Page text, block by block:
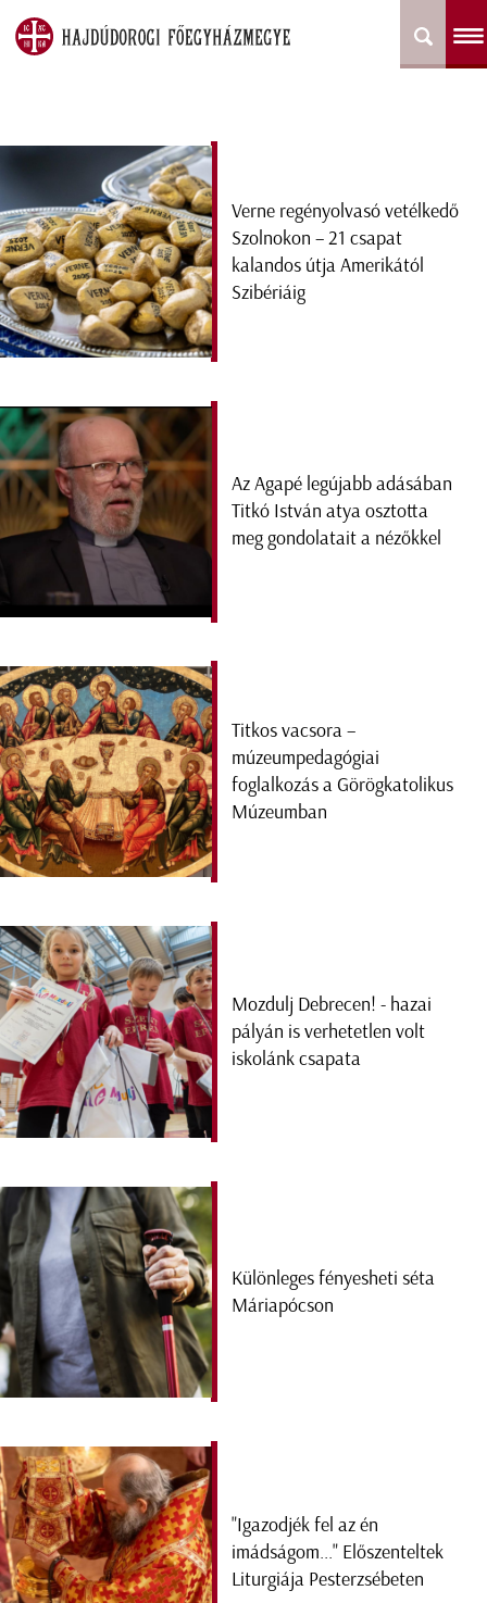
Verne regényolvasó vetélkedő
Szolnokon – 21 csapat
kalandos útja Amerikától
Szibériáig
Az Agapé legújabb adásában
Titkó István atya osztotta
meg gondolatait a nézőkkel
Titkos vacsora –
múzeumpedagógiai
foglalkozás a Görögkatolikus
Múzeumban
Mozdulj Debrecen! - hazai
pályán is verhetetlen volt
iskolánk csapata
Különleges fényesheti séta
Máriapócson
"Igazodjék fel az én
imádságom..." Előszenteltek
Liturgiája Pesterzsébeten